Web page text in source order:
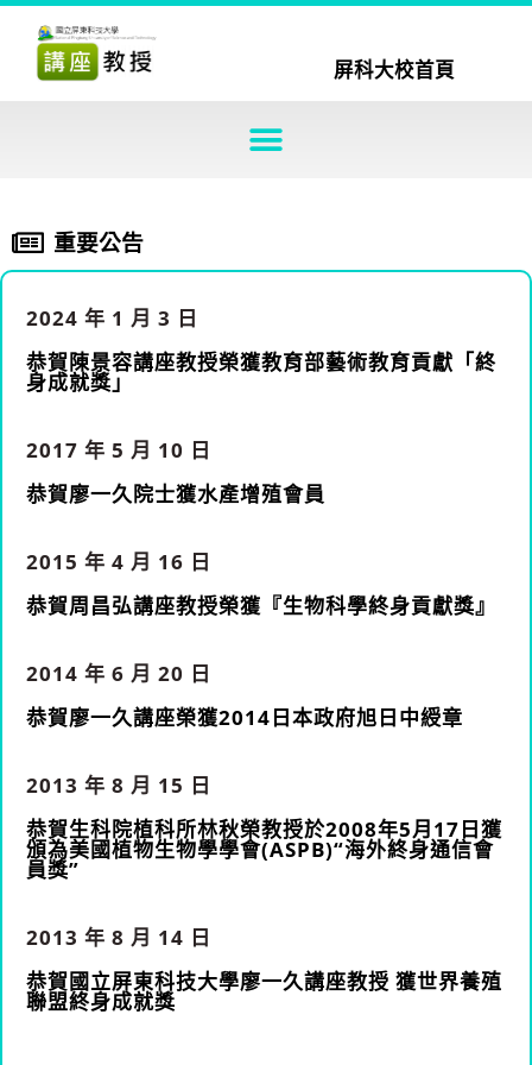
屏科大校首頁
重要公告
2024 年 1 月 3 日
恭賀陳景容講座教授榮獲教育部藝術教育貢獻「終
身成就獎」
2017 年 5 月 10 日
恭賀廖一久院士獲水產增殖會員
2015 年 4 月 16 日
恭賀周昌弘講座教授榮獲『生物科學終身貢獻獎』
2014 年 6 月 20 日
恭賀廖一久講座榮獲2014日本政府旭日中綬章
2013 年 8 月 15 日
恭賀生科院植科所林秋榮教授於2008年5月17日獲
頒為美國植物生物學學會(ASPB)“海外終身通信會
員獎”
2013 年 8 月 14 日
恭賀國立屏東科技大學廖一久講座教授 獲世界養殖
聯盟終身成就獎